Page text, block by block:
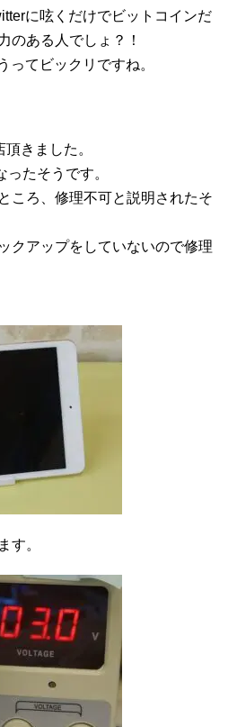
に呟くだけでビットコインだ
のある人でしょ？！
ってビックリですね。
きました。
たそうです。
ころ、修理不可と説明されたそ
クアップをしていないので修理
す。